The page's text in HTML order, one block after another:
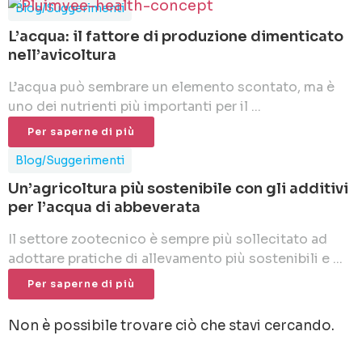
Blog/Suggerimenti
L’acqua: il fattore di produzione dimenticato
nell’avicoltura
L’acqua può sembrare un elemento scontato, ma è
uno dei nutrienti più importanti per il ...
Per saperne di più
Blog/Suggerimenti
Un’agricoltura più sostenibile con gli additivi
per l’acqua di abbeverata
Il settore zootecnico è sempre più sollecitato ad
adottare pratiche di allevamento più sostenibili e ...
Per saperne di più
Non è possibile trovare ciò che stavi cercando.